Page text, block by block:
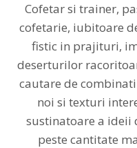
Cofetar si trainer,
cofetarie, iubitoare
fistic in prajituri,
deserturilor
cautare de
noi si texturi
sustinatoare a ideii
peste cantitate